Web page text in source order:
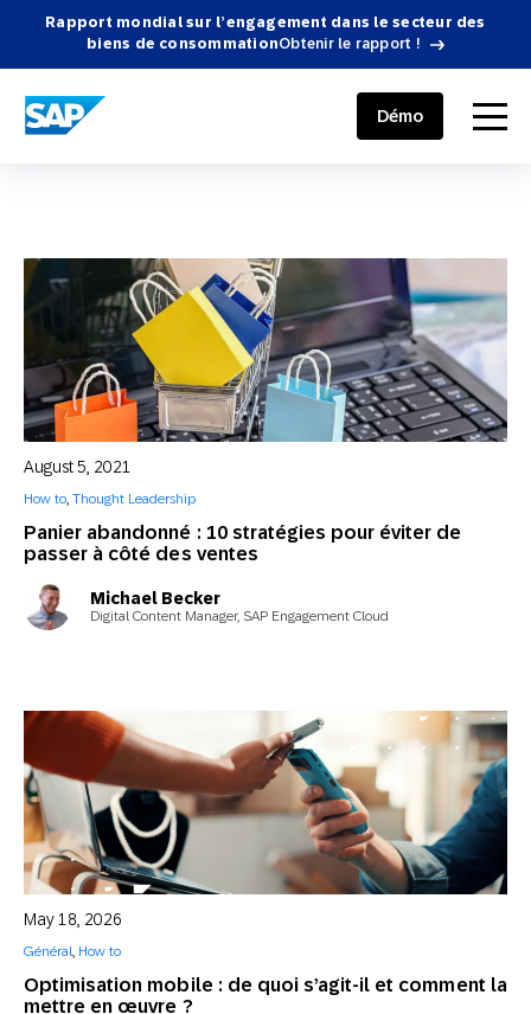
Rapport mondial sur l’engagement dans le secteur des
biens de consommationObtenir le rapport !
SAP ENGAGEMENT CLOUD menu
Démo
Panier abandonné : 10 stratégies pour éviter de
passer à côté des ventes
August 5, 2021
How to, Thought Leadership
Michael Becker
Digital Content Manager, SAP Engagement Cloud
Optimisation mobile : de quoi s’agit-il et comment la
mettre en œuvre ?
May 18, 2026
Général, How to